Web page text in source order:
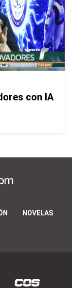
con IA
NOVELAS